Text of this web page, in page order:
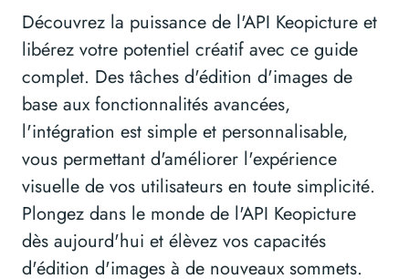
Découvrez la puissance de l'API Keopicture et
libérez votre potentiel créatif avec ce guide
complet. Des tâches d'édition d'images de
base aux fonctionnalités avancées,
l'intégration est simple et personnalisable,
vous permettant d'améliorer l'expérience
visuelle de vos utilisateurs en toute simplicité.
Plongez dans le monde de l'API Keopicture
dès aujourd'hui et élèvez vos capacités
d'édition d'images à de nouveaux sommets.